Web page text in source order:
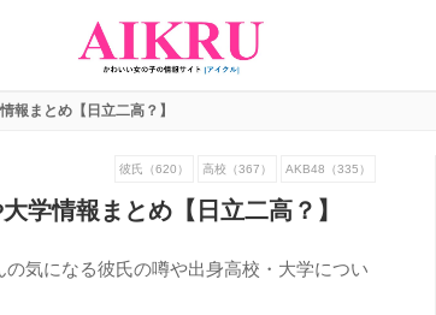
報まとめ【日立二高？】
彼氏（620） 高校（367） AKB48（335）
学情報まとめ【日立二高？】
気になる彼氏の噂や出身高校・大学につい